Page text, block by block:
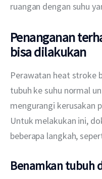
ruangan dengan suhu
Penanganan
bisa dilakukan
Perawatan heat stroke
tubuh ke suhu normal
mengurangi kerusakan
Untuk melakukan ini,
beberapa langkah,
Benamkan tubuh